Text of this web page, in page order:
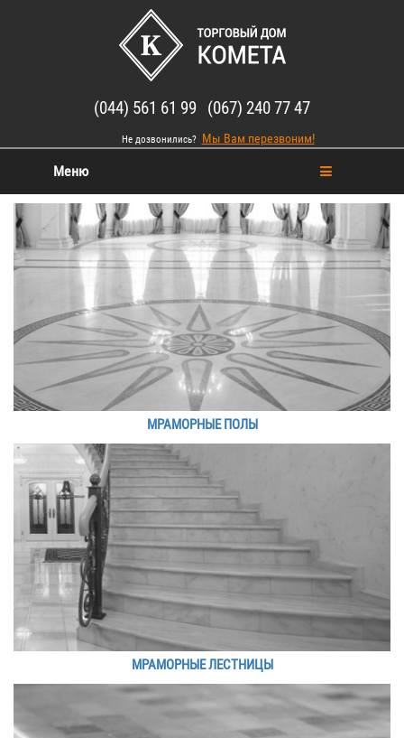
(044) 561 61 99 (067) 240 77 47
Не дозвонились? Мы Вам перезвоним!
Меню
МРАМОРНЫЕ ПОЛЫ
МРАМОРНЫЕ ЛЕСТНИЦЫ